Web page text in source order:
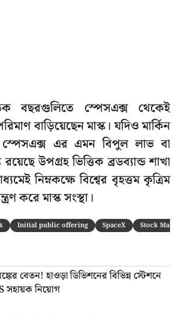
বছরগুলিতে স্পেসএক্স থেকেই
বাড়িয়েছেন মাস্ক। যদিও মার্কিন
স্পেসএক্স এর এমন বিপুল লাভ বা
উপগ্রহ ভিত্তিক ব্রডব্যান্ড শাখা
নিম্নকক্ষে বিশ্বের বৃহত্তম কৃত্রিম
করে মাস্ক সংস্থা।
Initial public offering SpaceX Stock
বেতন! হাওড়া ডিভিশনের বিভিন্ন স্টেশনে
সহায়ক নিয়োগ